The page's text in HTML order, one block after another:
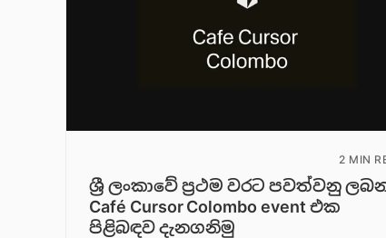
2 MIN
ශ්‍රී ලංකාවේ ප්‍රථම වරට පවත්වනු
Café Cursor Colombo event එක
පිළිබඳව දැනගනිමු